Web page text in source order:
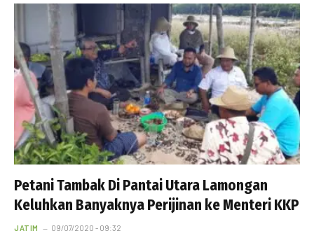
Petani Tambak Di Pantai Utara Lamongan
Keluhkan Banyaknya Perijinan ke Menteri KKP
JATIM 09/07/2020 - 09:32